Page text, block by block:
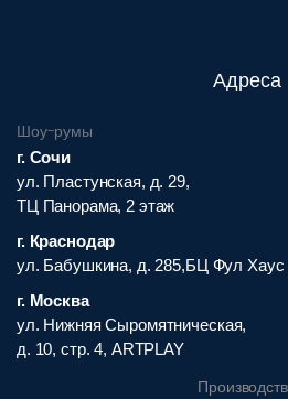
Адреса
Шоу-румы
г. Сочи
ул. Пластунская, д. 29,
ТЦ Панорама, 2 этаж
г. Краснодар
ул. Бабушкина, д. 285,БЦ Фул Хаус
г. Москва
ул. Нижняя Сыромятническая,
д. 10, стр. 4, ARTPLAY